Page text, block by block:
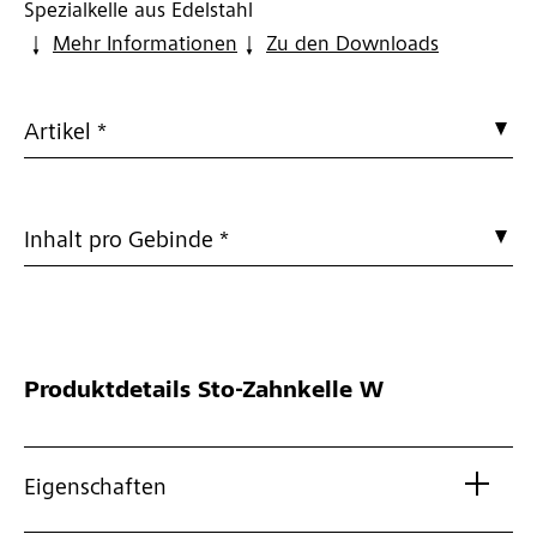
Spezialkelle aus Edelstahl
Mehr Informationen
Zu den Downloads
Artikel *
Inhalt pro Gebinde *
Produktdetails Sto-Zahnkelle W
Eigenschaften